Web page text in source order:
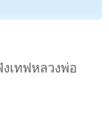
เทฟหลวงพ่อ